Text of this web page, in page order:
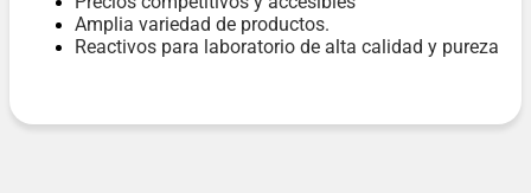
Amplia variedad de productos.
Reactivos para laboratorio de alta calidad y pureza